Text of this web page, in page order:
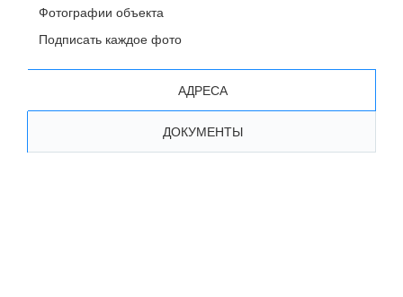
Фотографии объекта
Подписать каждое фото
АДРЕСА
ДОКУМЕНТЫ